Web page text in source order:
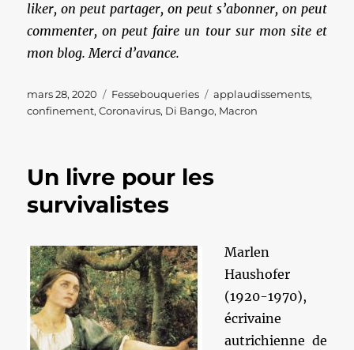
liker, on peut partager, on peut s’abonner, on peut
commenter, on peut faire un tour sur mon site et
mon blog. Merci d’avance.
Publié
le
mars 28, 2020 Catégories
Fessebouqueries Étiquettes
applaudissements,
confinement,Coronavirus, Di Bango, Macron
Un livre pour les
survivalistes
Marlen
Haushofer
(1920-1970),
écrivaine
autrichienne de